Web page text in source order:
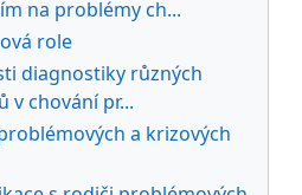
na problémy ch...
role
diagnostiky různých
v chování pr...
a krizových